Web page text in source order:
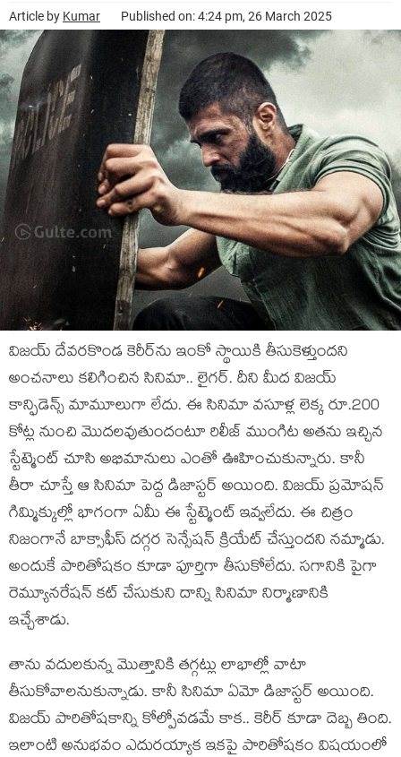
Article by Kumar Published on: 4:24 pm, 26 March 2025
విజయ్ దేవరకొండ కెరీర్‌ను ఇంకో స్థాయికి తీసుకెళ్తుందని
అంచనాలు కలిగించిన సినిమా.. లైగర్. దీని మీద విజయ్
కాన్ఫిడెన్స్ మామూలుగా లేదు. ఈ సినిమా వసూళ్ల లెక్క రూ.200
కోట్ల నుంచి మొదలవుతుందంటూ రిలీజ్ ముంగిట అతను ఇచ్చిన
స్టేట్మెంట్ చూసి అభిమానులు ఎంతో ఊహించుకున్నారు. కానీ
తీరా చూస్తే ఆ సినిమా పెద్ద డిజాస్టర్ అయింది. విజయ్ ప్రమోషన్
గిమ్మిక్కుల్లో భాగంగా ఏమీ ఈ స్టేట్మెంట్ ఇవ్వలేదు. ఈ చిత్రం
నిజంగానే బాక్సాఫీస్ దగ్గర సెన్సేషన్ క్రియేట్ చేస్తుందని నమ్మాడు.
అందుకే పారితోషకం కూడా పూర్తిగా తీసుకోలేదు. సగానికి పైగా
రెమ్యూనరేషన్ కట్ చేసుకుని దాన్ని సినిమా నిర్మాణానికి
ఇచ్చేశాడు.
తాను వదులకున్న మొత్తానికి తగ్గట్లు లాభాల్లో వాటా
తీసుకోవాలనుకున్నాడు. కానీ సినిమా ఏమో డిజాస్టర్ అయింది.
విజయ్‌ పారితోషకాన్ని కోల్పోవడమే కాక.. కెరీర్ కూడా దెబ్బ తింది.
ఇలాంటి అనుభవం ఎదురయ్యాక ఇకపై పారితోషకం విషయంలో